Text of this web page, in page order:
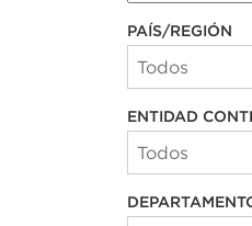
PAÍS/REGIÓN
ENTIDAD